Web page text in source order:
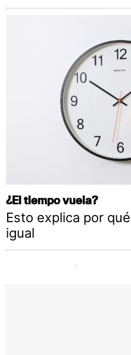
¿El tiempo vuela?
Esto explica por
igual